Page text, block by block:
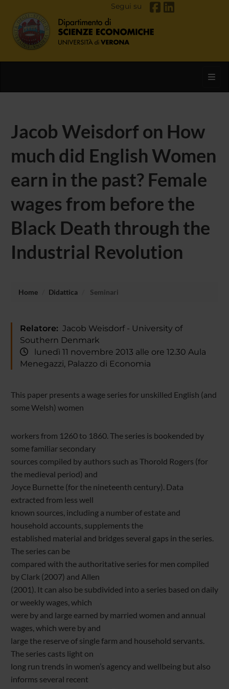
Segui su
Jacob Weisdorf on How
much did English Women
earn in the past? Female
wages from before the
Black Death through the
Industrial Revolution
Home Didattica Seminari
Relatore: Jacob Weisdorf - University of
Southern Denmark
lunedì 11 novembre 2013 alle ore 12.30 Aula
Menegazzi, Palazzo di Economia
This paper presents a wage series for unskilled English (and
some Welsh) women
workers from 1260 to 1860. The series is bookended by
some familiar secondary
sources compiled by authors such as Thorold Rogers (for
the medieval period) and
Joyce Burnette (for the nineteenth century). Data
extracted from less well
known sources, including a number of estate and
household accounts, supplements the
established material and bridges several gaps in the series.
The series can be
compared with the authoritative series for men compiled
by Clark (2007) and Allen
(2001). It can also be subdivided into a series based on daily
or weekly wages, which
were by and large earned by married women and annual
wages, which were by and
large the reserve of single farm and household servants.
The series casts light on
long run trends in women’s agency and wellbeing but also
informs several recent